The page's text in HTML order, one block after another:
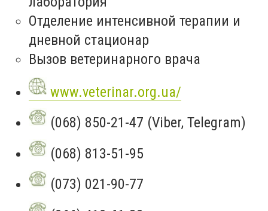
Отделение интенсивной терапии и
дневной стационар
Вызов ветеринарного врача
www.veterinar.org.ua/
(068) 850-21-47 (Viber, Telegram)
(068) 813-51-95
(073) 021-90-77